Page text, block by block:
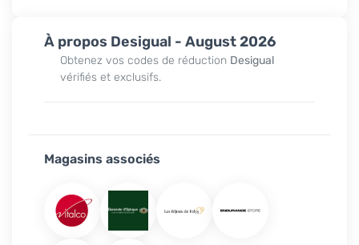
À propos Desigual - August 2026
Obtenez vos codes de réduction Desigual
vérifiés et exclusifs.
Magasins associés